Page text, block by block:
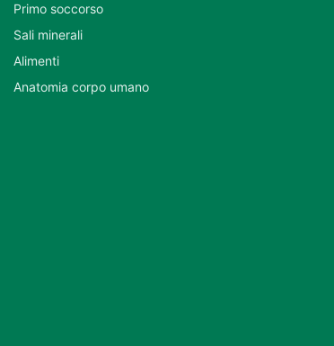
Primo soccorso
Sali minerali
Alimenti
Anatomia corpo umano